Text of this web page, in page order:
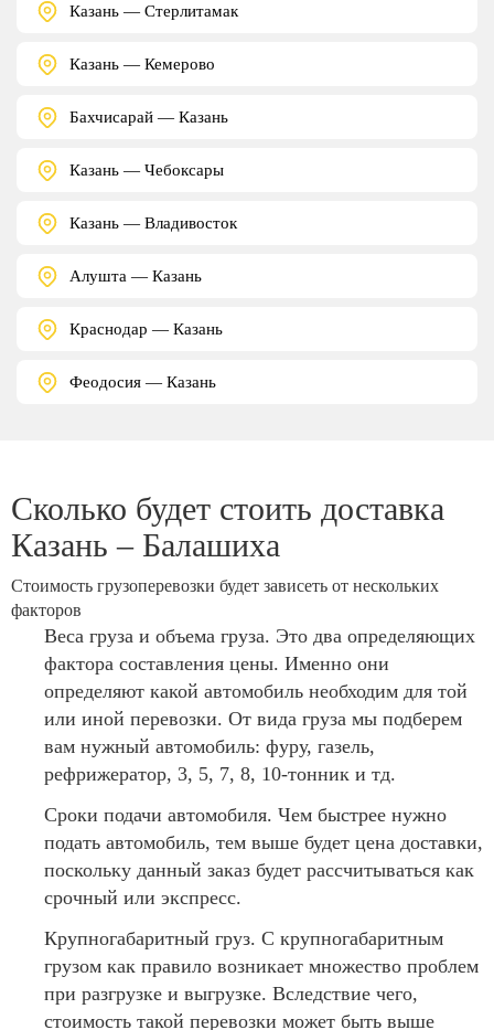
Казань — Стерлитамак
Казань — Кемерово
Бахчисарай — Казань
Казань — Чебоксары
Казань — Владивосток
Алушта — Казань
Краснодар — Казань
Феодосия — Казань
Сколько будет стоить доставка
Казань – Балашиха
Стоимость грузоперевозки будет зависеть от нескольких
факторов
Веса груза и объема груза. Это два определяющих
фактора составления цены. Именно они
определяют какой автомобиль необходим для той
или иной перевозки. От вида груза мы подберем
вам нужный автомобиль: фуру, газель,
рефрижератор, 3, 5, 7, 8, 10-тонник и тд.
Сроки подачи автомобиля. Чем быстрее нужно
подать автомобиль, тем выше будет цена доставки,
поскольку данный заказ будет рассчитываться как
срочный или экспресс.
Крупногабаритный груз. С крупногабаритным
грузом как правило возникает множество проблем
при разгрузке и выгрузке. Вследствие чего,
стоимость такой перевозки может быть выше